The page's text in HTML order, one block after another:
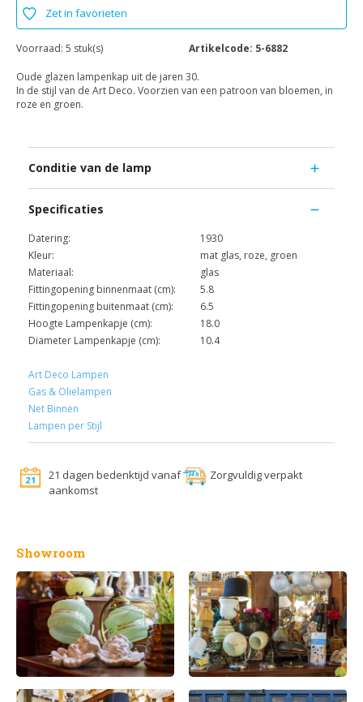
Zet in favorieten
Voorraad: 5 stuk(s) Artikelcode: 5-6882
Oude glazen lampenkap uit de jaren 30.
In de stijl van de Art Deco. Voorzien van een patroon van bloemen, in
roze en groen.
Conditie van de lamp
Specificaties
Datering:
1930
Kleur:
mat glas, roze, groen
Materiaal:
glas
Fittingopening binnenmaat (cm):
5.8
Fittingopening buitenmaat (cm):
6.5
Hoogte Lampenkapje (cm):
18.0
Diameter Lampenkapje (cm):
10.4
Art Deco Lampen
Gas & Olielampen
Net Binnen
Lampen per Stijl
21 dagen bedenktijd vanaf
aankomst
Zorgvuldig verpakt
Showroom